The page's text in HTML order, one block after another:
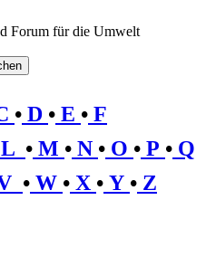
Forum für die Umwelt
• D • E • F
L • M • N • O • P • Q
• W • X • Y • Z